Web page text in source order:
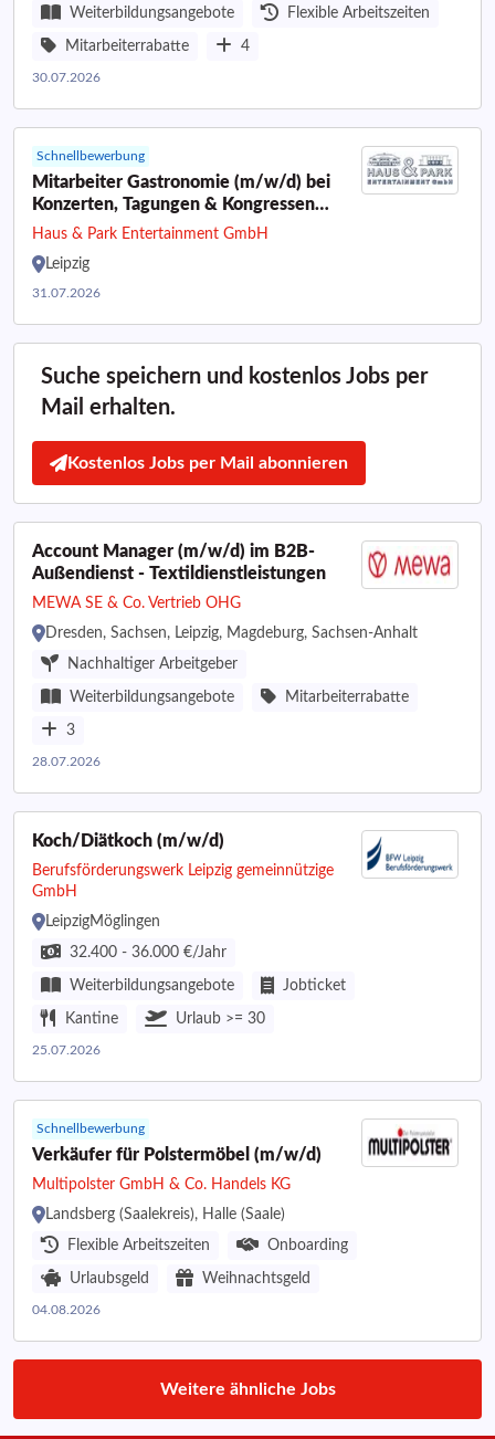
Weiterbildungsangebote
Flexible Arbeitszeiten
Mitarbeiterrabatte 4
30.07.2026
Schnellbewerbung
Mitarbeiter Gastronomie (m/w/d) bei
Konzerten, Tagungen & Kongressen
Vollzeit / Teilzeit
Haus & Park Entertainment GmbH
Leipzig
31.07.2026
Suche speichern und kostenlos Jobs per
Mail erhalten.
Kostenlos Jobs per Mail abonnieren
Account Manager (m/w/d) im B2B-
Außendienst - Textildienstleistungen
MEWA SE & Co. Vertrieb OHG
Dresden, Sachsen, Leipzig, Magdeburg, Sachsen-Anhalt
Nachhaltiger Arbeitgeber
Weiterbildungsangebote Mitarbeiterrabatte
3
28.07.2026
Koch/Diätkoch (m/w/d)
Berufsförderungswerk Leipzig gemeinnützige
GmbH
LeipzigMöglingen
32.400 - 36.000 €/Jahr
Weiterbildungsangebote Jobticket
Kantine Urlaub >= 30
25.07.2026
Schnellbewerbung
Verkäufer für Polstermöbel (m/w/d)
Multipolster GmbH & Co. Handels KG
Landsberg (Saalekreis), Halle (Saale)
Flexible Arbeitszeiten
Onboarding
Urlaubsgeld Weihnachtsgeld
04.08.2026
Weitere ähnliche Jobs